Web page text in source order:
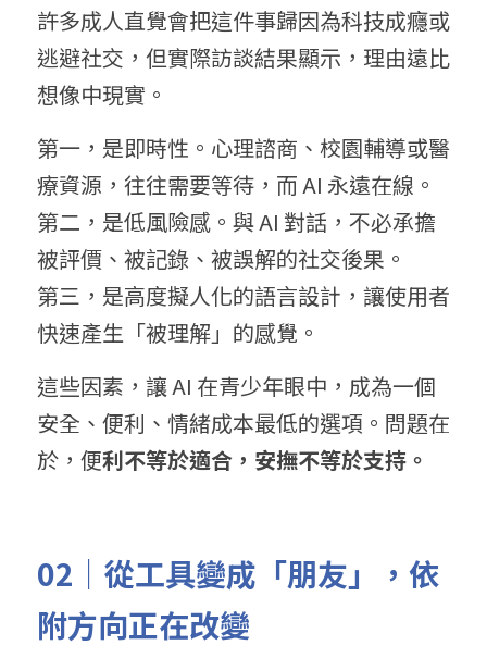
許多成人直覺會把這件事歸因為科技成癮或
逃避社交，但實際訪談結果顯示，理由遠比
想像中現實。
第一，是即時性。心理諮商、校園輔導或醫
療資源，往往需要等待，而 AI 永遠在線。
第二，是低風險感。與 AI 對話，不必承擔
被評價、被記錄、被誤解的社交後果。
第三，是高度擬人化的語言設計，讓使用者
快速產生「被理解」的感覺。
這些因素，讓 AI 在青少年眼中，成為一個
安全、便利、情緒成本最低的選項。問題在
於，便利不等於適合，安撫不等於支持。
02｜ 從工具變成「朋友」，依
附方向正在改變